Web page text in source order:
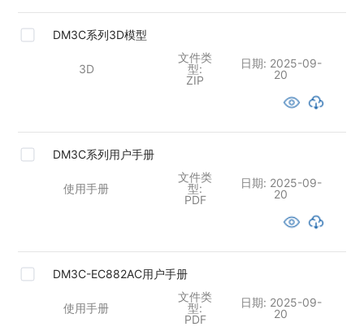
DM3C系列3D模型
3D
文件类
型:
ZIP
日期: 2025-09-
20
DM3C系列用户手册
使用手册
文件类
型:
PDF
日期: 2025-09-
20
DM3C-EC882AC用户手册
使用手册
文件类
型:
PDF
日期: 2025-09-
20